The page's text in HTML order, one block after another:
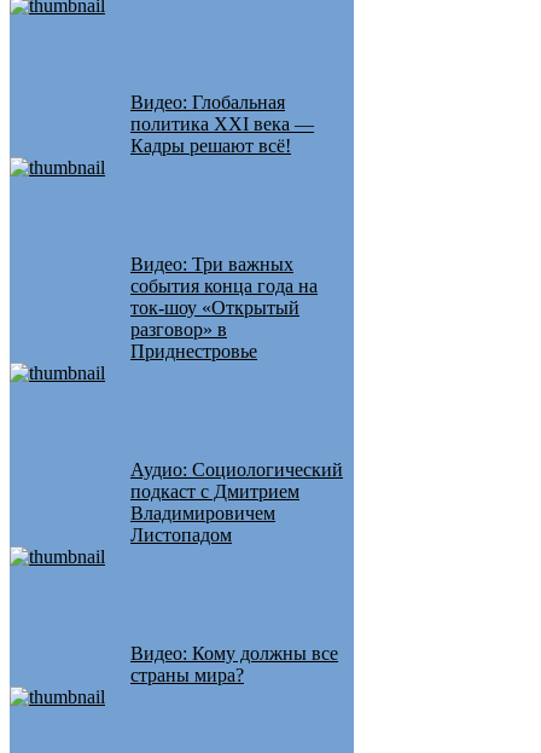
Видео: Глобальная
политика XXI века —
Кадры решают всё!
Видео: Три важных
события конца года на
ток-шоу «Открытый
разговор» в
Приднестровье
Аудио: Социологический
подкаст с Дмитрием
Владимировичем
Листопадом
Видео: Кому должны все
страны мира?